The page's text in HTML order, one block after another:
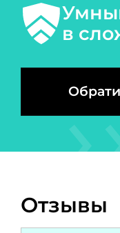
в
Отзывы